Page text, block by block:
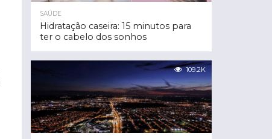
SAÚDE
Hidratação caseira: 15 minutos para
ter o cabelo dos sonhos
109.2K